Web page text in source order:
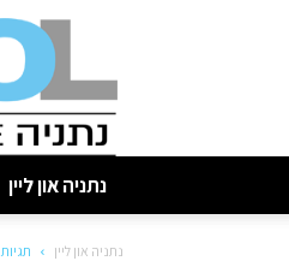
נתניה און ליין
נתניה און ליין תגיות